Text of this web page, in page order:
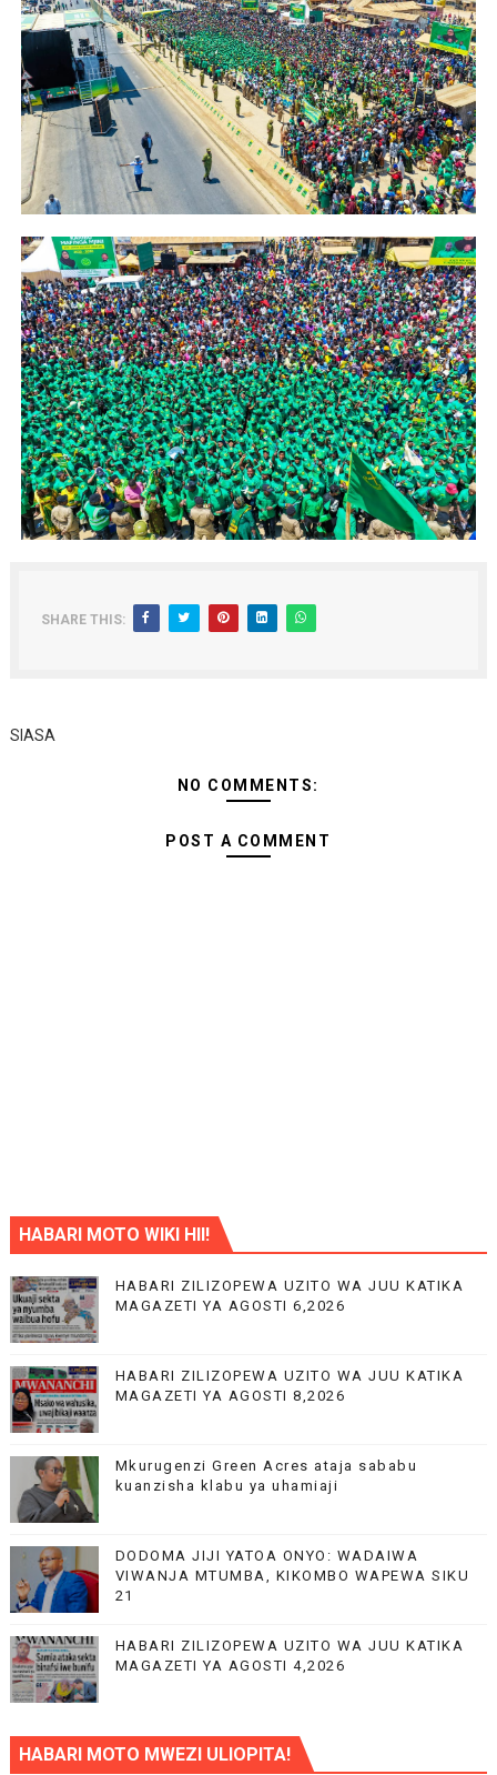
SHARE THIS:
SIASA
NO COMMENTS:
POST A COMMENT
HABARI MOTO WIKI HII!
HABARI ZILIZOPEWA UZITO WA JUU KATIKA
MAGAZETI YA AGOSTI 6,2026
HABARI ZILIZOPEWA UZITO WA JUU KATIKA
MAGAZETI YA AGOSTI 8,2026
Mkurugenzi Green Acres ataja sababu
kuanzisha klabu ya uhamiaji
DODOMA JIJI YATOA ONYO: WADAIWA
VIWANJA MTUMBA, KIKOMBO WAPEWA SIKU
21
HABARI ZILIZOPEWA UZITO WA JUU KATIKA
MAGAZETI YA AGOSTI 4,2026
HABARI MOTO MWEZI ULIOPITA!